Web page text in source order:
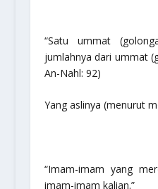
“Satu ummat
jumlahnya dari ummat
An-Nahl: 92)
Yang aslinya (menurut
“Imam-imam yang
imam-imam kalian.”